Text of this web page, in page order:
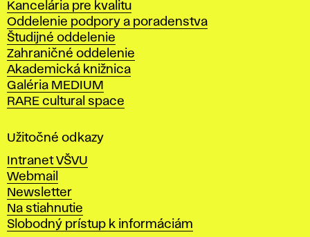
s
o
k
á
š
k
o
a
ý
t
v
a
r
Kancelária pre kvalitu
Oddelenie podpory a poradenstva
Študijné oddelenie
Zahraničné oddelenie
Akademická knižnica
Galéria MEDIUM
RARE cultural space
Užitočné odkazy
Intranet VŠVU
Webmail
Newsletter
Na stiahnutie
Slobodný prístup k informáciám